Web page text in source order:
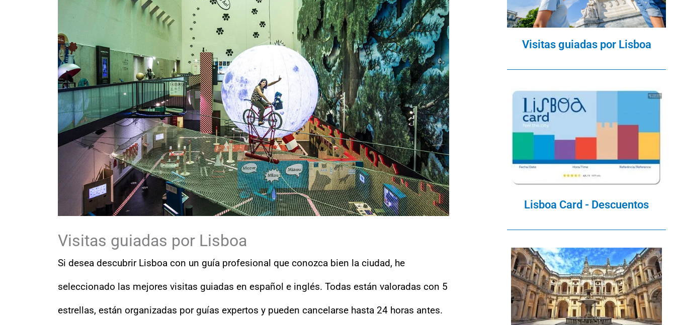
Visitas guiadas por Lisboa
Si desea descubrir Lisboa con un guía profesional que conozca bien la ciudad, he
seleccionado las mejores visitas guiadas en español e inglés. Todas están valoradas con 5
estrellas, están organizadas por guías expertos y pueden cancelarse hasta 24 horas antes.
Visitas guiadas por Lisboa
Lisboa Card - Descuentos